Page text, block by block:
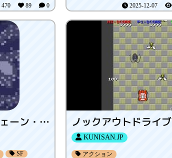
470 89 0 2025-12-07
ツインスティック・チェーン・ブラスト
SF
ノックアウトドライブ
KUNISAN.JP
アクション